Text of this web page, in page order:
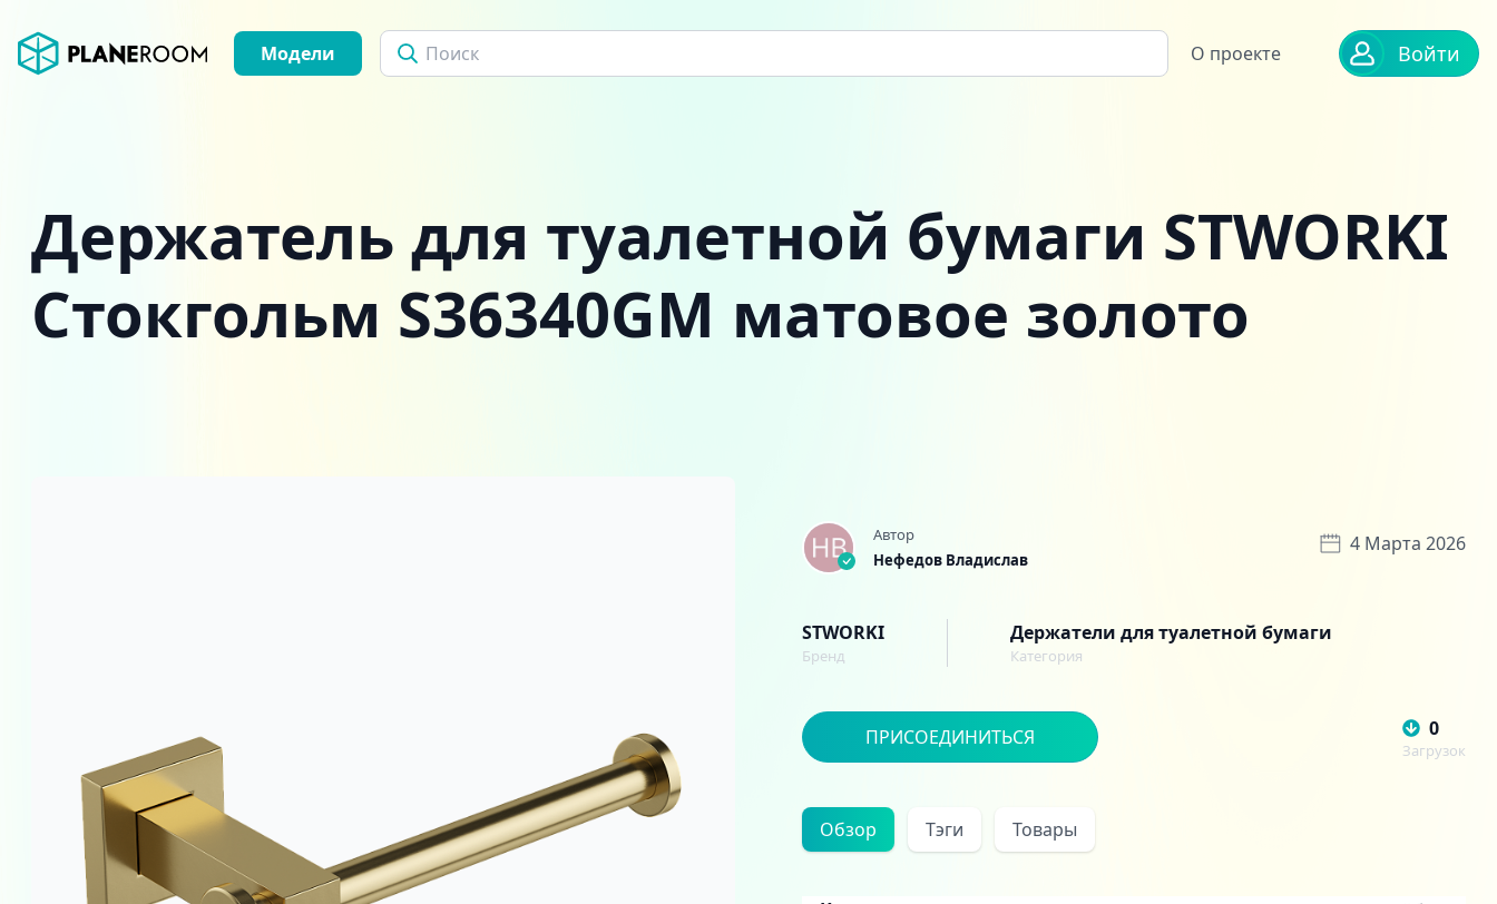
Модели О проекте Войти
Держатель для туалетной бумаги STWORKI
Стокгольм S36340GM матовое золото
Автор
Нефедов Владислав
4 Марта 2026
STWORKI
Бренд
Держатели для туалетной бумаги
Категория
ПРИСОЕДИНИТЬСЯ 0
Загрузок
Обзор Тэги Товары